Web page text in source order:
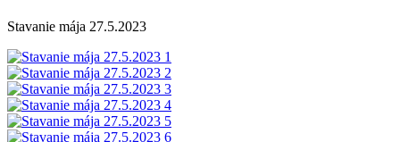
Stavanie mája 27.5.2023